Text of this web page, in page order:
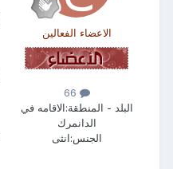
الاعضاء الفعالين
البلد - المنطقة:الاقامه في
الدانمرك
الجنس:انثى